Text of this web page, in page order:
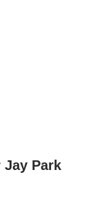
Jay Park